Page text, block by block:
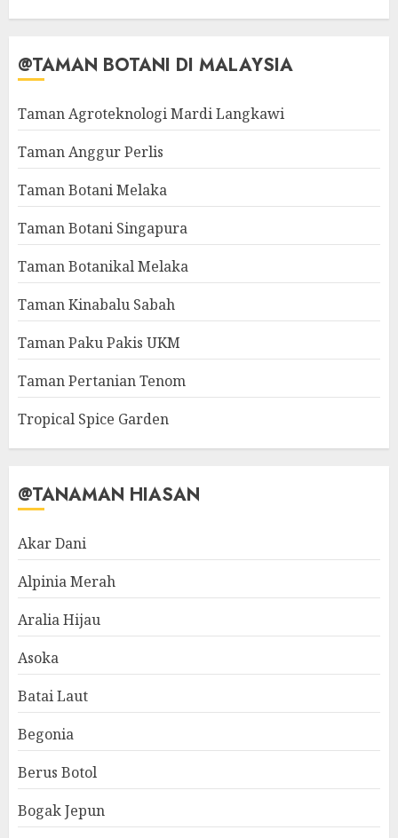
@TAMAN BOTANI DI MALAYSIA
Taman Agroteknologi Mardi Langkawi
Taman Anggur Perlis
Taman Botani Melaka
Taman Botani Singapura
Taman Botanikal Melaka
Taman Kinabalu Sabah
Taman Paku Pakis UKM
Taman Pertanian Tenom
Tropical Spice Garden
@TANAMAN HIASAN
Akar Dani
Alpinia Merah
Aralia Hijau
Asoka
Batai Laut
Begonia
Berus Botol
Bogak Jepun